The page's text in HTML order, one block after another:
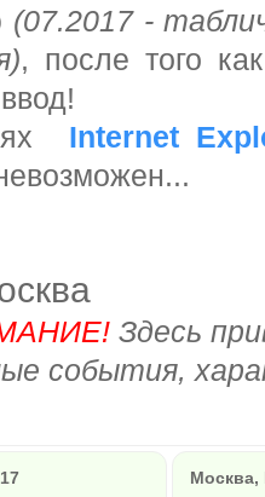
(07.2017 -
, после того
Internet
Здесь
события,
Москва,